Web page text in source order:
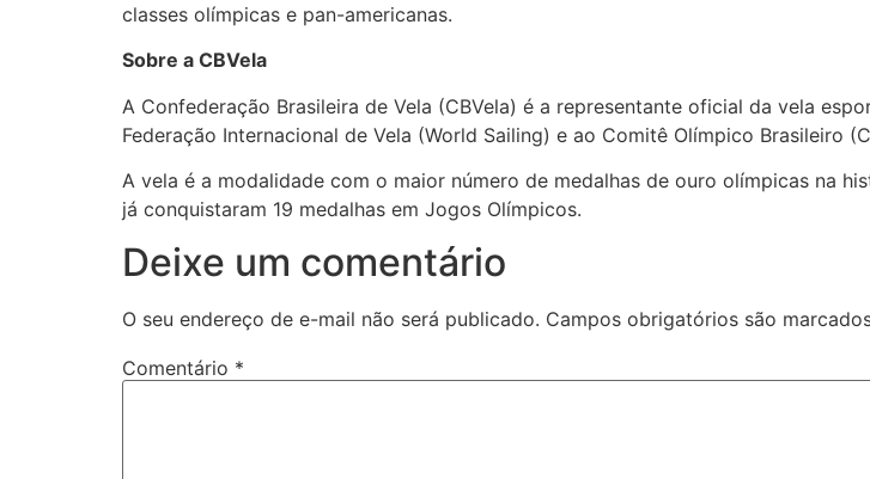
classes olímpicas e pan-americanas.
Sobre a CBVela
A Confederação Brasileira de Vela (CBVela) é a representante oficial da vela
Federação Internacional de Vela (World Sailing) e ao Comitê Olímpico Brasileiro
A vela é a modalidade com o maior número de medalhas de ouro olímpicas na
já conquistaram 19 medalhas em Jogos Olímpicos.
Deixe um comentário
O seu endereço de e-mail não será publicado. Campos obrigatórios são
Comentário *